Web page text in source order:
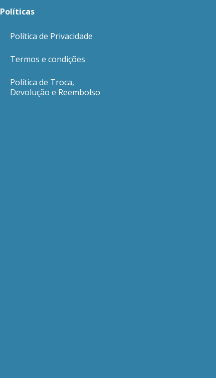
Políticas
Política de Privacidade
Termos e condições
Política de Troca,
Devolução e Reembolso